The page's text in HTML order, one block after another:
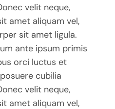
velit neque,
amet aliquam vel,
sit amet ligula.
ante ipsum primis
orci luctus et
cubilia
velit neque,
amet aliquam vel,